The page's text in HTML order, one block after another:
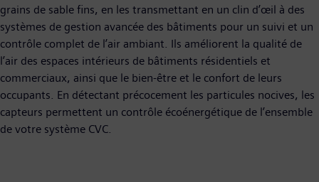
grains de sable fins, en les transmettant en un clin d’œil à des
systèmes de gestion avancée des bâtiments pour un suivi et un
contrôle complet de l’air ambiant. Ils améliorent la qualité de
l’air des espaces intérieurs de bâtiments résidentiels et
commerciaux, ainsi que le bien-être et le confort de leurs
occupants. En détectant précocement les particules nocives, les
capteurs permettent un contrôle écoénergétique de l’ensemble
de votre système CVC.